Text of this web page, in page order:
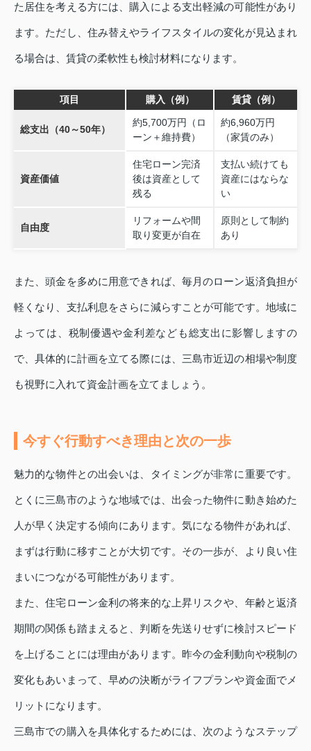
た居住を考える方には、購入による支出軽減の可能性があり
ます。ただし、住み替えやライフスタイルの変化が見込まれ
る場合は、賃貸の柔軟性も検討材料になります。
項目 購入（例） 賃貸（例）
総支出（40～50年）
約5,700万円（ロ
ーン＋維持費）
約6,960万円
（家賃のみ）
資産価値
住宅ローン完済
後は資産として
残る
支払い続けても
資産にはならな
い
自由度
リフォームや間
取り変更が自在
原則として制約
あり
また、頭金を多めに用意できれば、毎月のローン返済負担が
軽くなり、支払利息をさらに減らすことが可能です。地域に
よっては、税制優遇や金利差なども総支出に影響しますの
で、具体的に計画を立てる際には、三島市近辺の相場や制度
も視野に入れて資金計画を立てましょう。
今すぐ行動すべき理由と次の一歩
魅力的な物件との出会いは、タイミングが非常に重要です。
とくに三島市のような地域では、出会った物件に動き始めた
人が早く決定する傾向にあります。気になる物件があれば、
まずは行動に移すことが大切です。その一歩が、より良い住
まいにつながる可能性があります。
また、住宅ローン金利の将来的な上昇リスクや、年齢と返済
期間の関係も踏まえると、判断を先送りせずに検討スピード
を上げることには理由があります。昨今の金利動向や税制の
変化もあいまって、早めの決断がライフプランや資金面でメ
リットになります。
三島市での購入を具体化するためには、次のようなステップ